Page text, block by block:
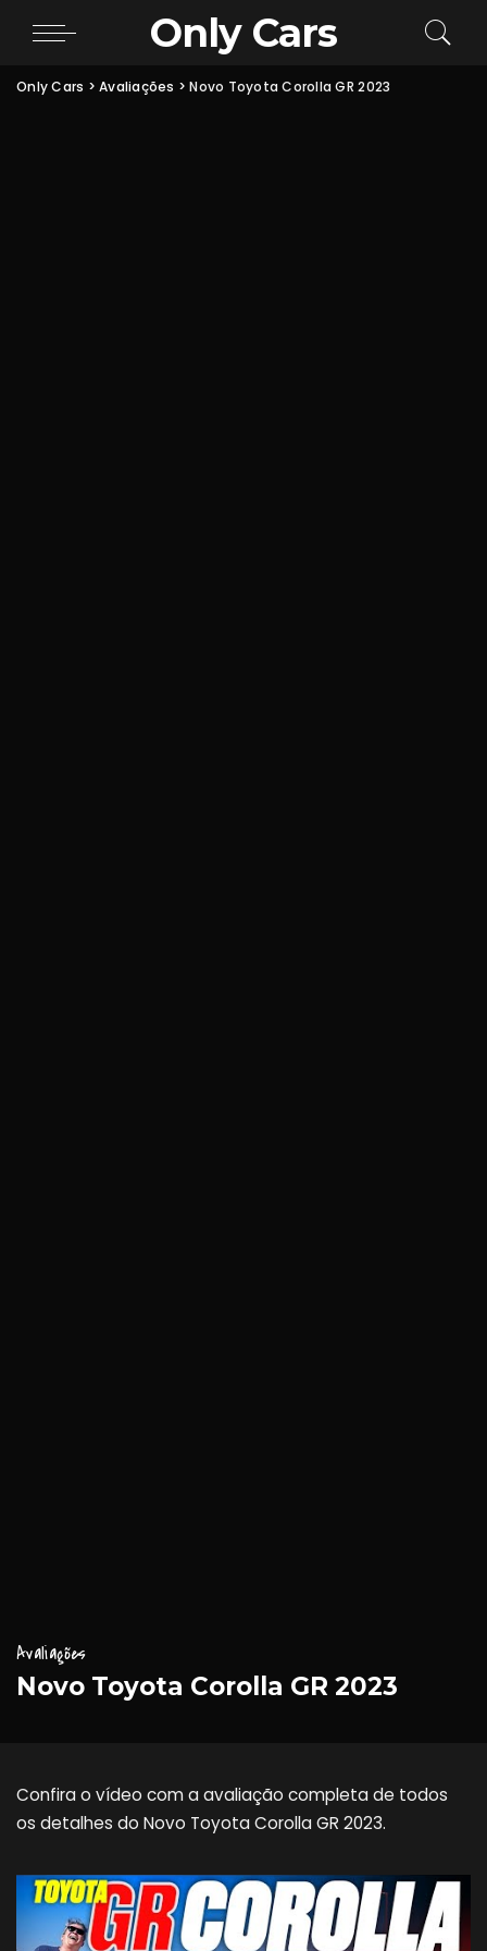
Only Cars
Only Cars >Avaliações >Novo Toyota Corolla GR 2023
Avaliações
Novo Toyota Corolla GR 2023
Confira o vídeo com a avaliação completa de todos
os detalhes do Novo Toyota Corolla GR 2023.